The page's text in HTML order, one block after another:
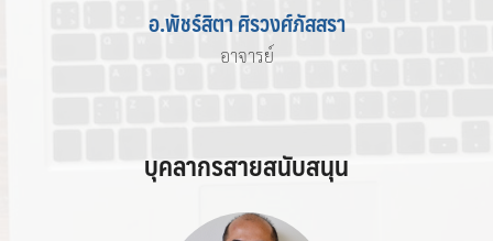
อ.พัชร์สิตา ศิรวงศ์ภัสสรา
อาจารย์
บุคลากรสายสนับสนุน